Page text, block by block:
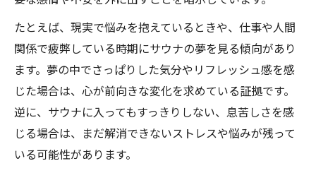
サウナの夢で得られるリラックス感の正体
夢に現れるサウナと深い癒しのつながり
サウナの夢が示す心身回復へのヒント
サウナ夢で感じる安心感の心理的要因
夢でサウナに入る意味とスピリチュアル的解釈
サウナ夢のスピリチュアルな象徴に注目
たとえば、現実で悩みを抱えているときや、仕事や人間
関係で疲弊している時期にサウナの夢を見る傾向があり
ます。夢の中でさっぱりした気分やリフレッシュ感を感
じた場合は、心が前向きな変化を求めている証拠です。
逆に、サウナに入ってもすっきりしない、息苦しさを感
じる場合は、まだ解消できないストレスや悩みが残って
いる可能性があります。